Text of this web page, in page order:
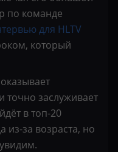
по команде
для HLTV
который
точно заслуживает
в топ-20
из-за возраста, но